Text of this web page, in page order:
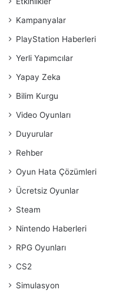
Kampanyalar
PlayStation Haberleri
Yerli Yapımcılar
Yapay Zeka
Bilim Kurgu
Video Oyunları
Duyurular
Rehber
Oyun Hata Çözümleri
Ücretsiz Oyunlar
Steam
Nintendo Haberleri
RPG Oyunları
CS2
Simulasyon